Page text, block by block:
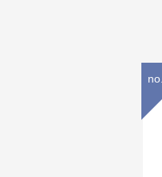
no.